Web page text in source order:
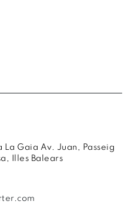
La Gaia Av. Juan, Passeig
Illes Balears